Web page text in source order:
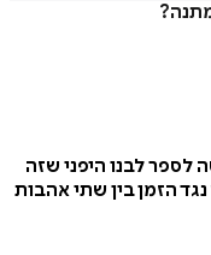
לספר לבנו היפני שזה
הזמן בין שתי אהבות